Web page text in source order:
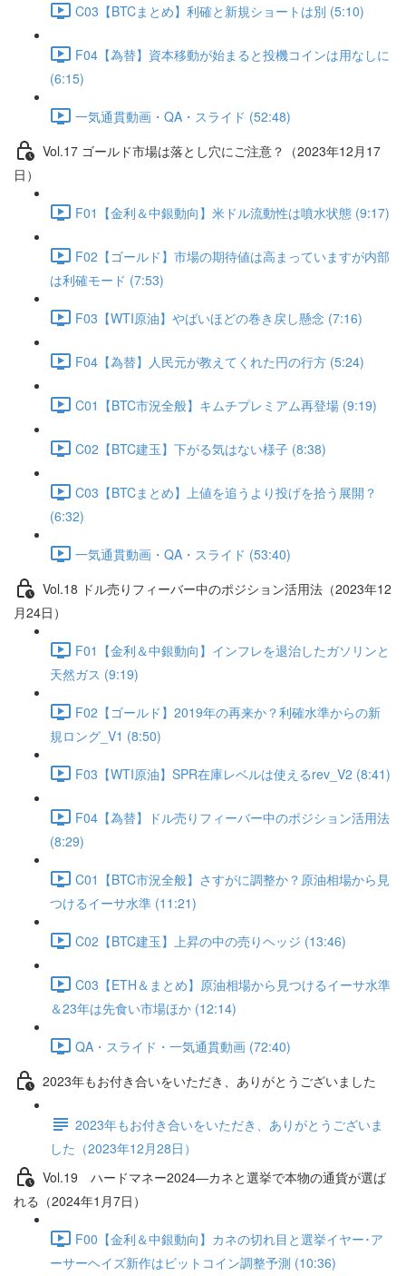
C03【BTCまとめ】利確と新規ショートは別 (5:10)
F04【為替】資本移動が始まると投機コインは用なしに
(6:15)
一気通貫動画・QA・スライド (52:48)
Vol.17 ゴールド市場は落とし穴にご注意？（2023年12月17
日）
F01【金利＆中銀動向】米ドル流動性は噴水状態 (9:17)
F02【ゴールド】市場の期待値は高まっていますが内部
は利確モード (7:53)
F03【WTI原油】やばいほどの巻き戻し懸念 (7:16)
F04【為替】人民元が教えてくれた円の行方 (5:24)
C01【BTC市況全般】キムチプレミアム再登場 (9:19)
C02【BTC建玉】下がる気はない様子 (8:38)
C03【BTCまとめ】上値を追うより投げを拾う展開？
(6:32)
一気通貫動画・QA・スライド (53:40)
Vol.18 ドル売りフィーバー中のポジション活用法（2023年12
月24日）
F01【金利＆中銀動向】インフレを退治したガソリンと
天然ガス (9:19)
F02【ゴールド】2019年の再来か？利確水準からの新
規ロング_V1 (8:50)
F03【WTI原油】SPR在庫レベルは使えるrev_V2 (8:41)
F04【為替】ドル売りフィーバー中のポジション活用法
(8:29)
C01【BTC市況全般】さすがに調整か？原油相場から見
つけるイーサ水準 (11:21)
C02【BTC建玉】上昇の中の売りヘッジ (13:46)
C03【ETH＆まとめ】原油相場から見つけるイーサ水準
＆23年は先食い市場ほか (12:14)
QA・スライド・一気通貫動画 (72:40)
2023年もお付き合いをいただき、ありがとうございました
2023年もお付き合いをいただき、ありがとうございま
した（2023年12月28日）
Vol.19 ハードマネー2024―カネと選挙で本物の通貨が選ば
れる（2024年1月7日）
F00【金利＆中銀動向】カネの切れ目と選挙イヤー･ア
ーサーヘイズ新作はビットコイン調整予測 (10:36)